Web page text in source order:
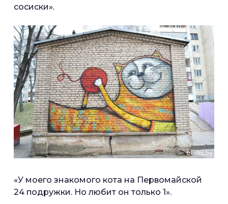
сосиски».
«У моего знакомого кота на Первомайской
24 подружки. Но любит он только 1».